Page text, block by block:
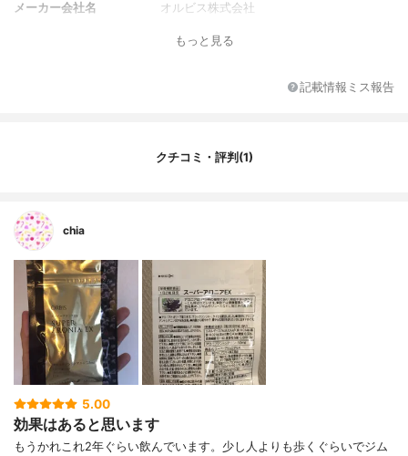
メーカー会社名 オルビス株式会社
もっと見る
記載情報ミス報告
クチコミ・評判(1)
chia
5.00
効果はあると思います
もうかれこれ2年ぐらい飲んでいます。少し人よりも歩くぐらいでジム